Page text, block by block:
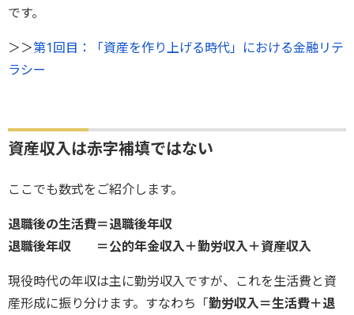
です。
＞＞第1回目：「資産を作り上げる時代」における金融リテ
ラシー
資産収入は赤字補填ではない
ここでも数式をご紹介します。
退職後の生活費＝退職後年収
退職後年収 ＝公的年金収入＋勤労収入＋資産収入
現役時代の年収は主に勤労収入ですが、これを生活費と資
産形成に振り分けます。すなわち「勤労収入＝生活費＋退